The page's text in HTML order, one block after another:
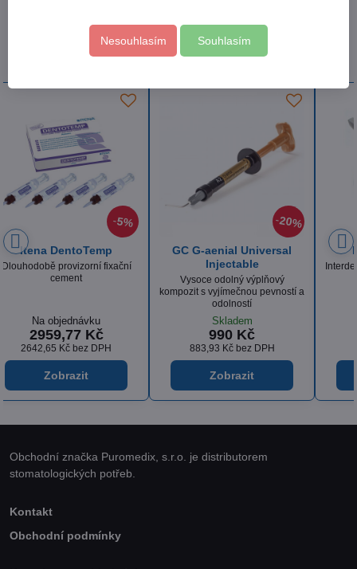
Další oblíbené produkty
Kerr Hawe klínky
Interdentální klínky z platanového
Skladem
436 Kč
360,33 Kč bez DPH
Zobrazit
Itena DentoCore
Dostavbový materiál
Na objednávku
od 896 Kč
od 800 Kčbez DPH
Zobrazit
Obchodní značka Puromedix, s.r.o. je distributorem
stomatologických potřeb.
Kontakt
Obchodní podmínky
Nesouhlasím Souhlasím